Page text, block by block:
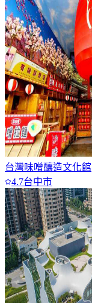
台灣味噌釀造文化館
4.7台中市